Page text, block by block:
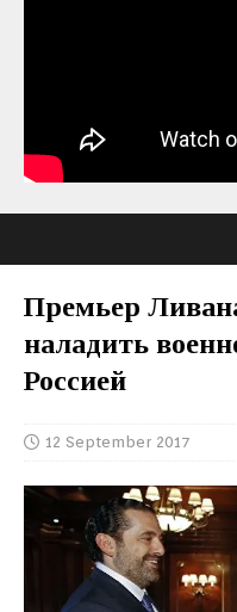
Премьер
наладить
Россией
12 September 2017